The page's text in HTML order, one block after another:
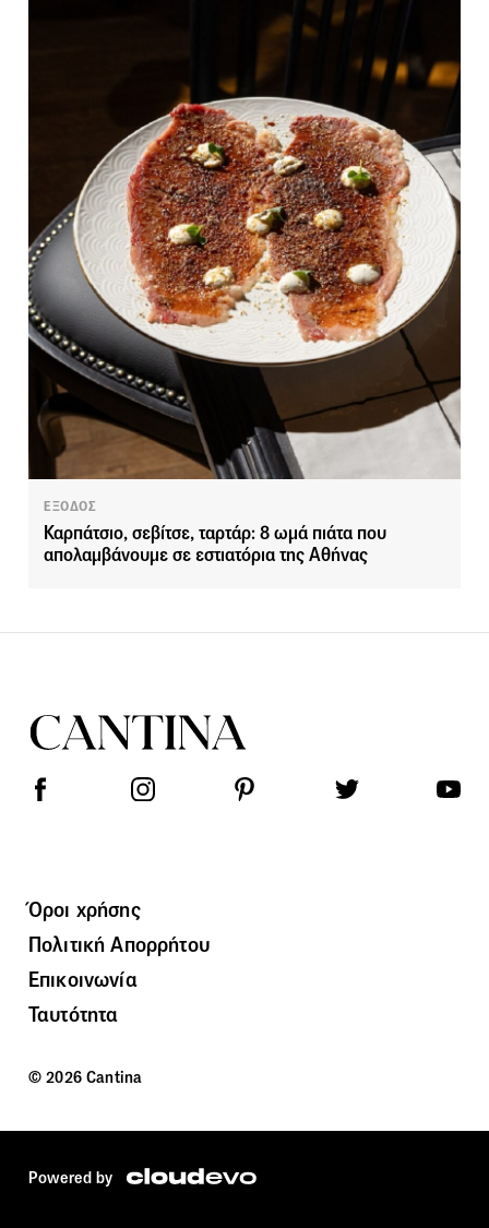
ΕΞΟΔΟΣ
Καρπάτσιο, σεβίτσε, ταρτάρ: 8 ωμά πιάτα που
απολαμβάνουμε σε εστιατόρια της Αθήνας
Όροι χρήσης
Πολιτική Απορρήτου
Επικοινωνία
Ταυτότητα
© 2026 Cantina
Powered by